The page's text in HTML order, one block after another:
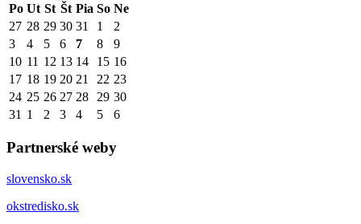
Po Ut St Št Pia So Ne
27 28 29 30 31 1
2
3
4 5 6 7 8
9
10 11 12 13 14 15 16
17 18 19 20 21 22 23
24 25 26 27 28 29 30
31 1 2 3 4 5 6
Partnerské weby
slovensko.sk
okstredisko.sk